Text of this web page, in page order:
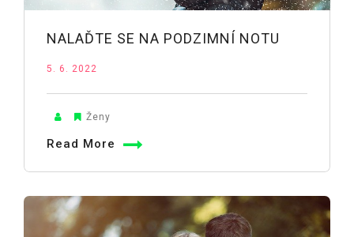
NALAĎTE SE NA PODZIMNÍ NOTU
5. 6. 2022
Ženy
Read More